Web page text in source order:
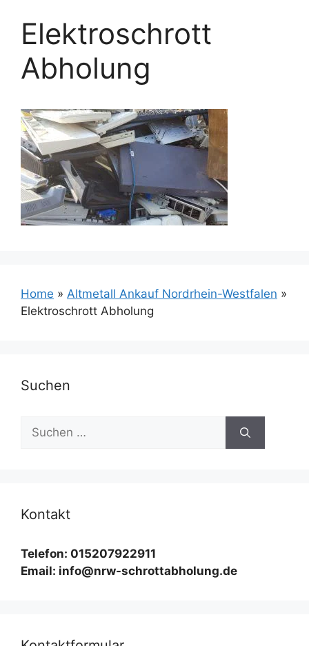
Elektroschrott
Abholung
Home » Altmetall Ankauf Nordrhein-Westfalen »
Elektroschrott Abholung
Suchen
Suchen
nach:
Kontakt
Telefon: 015207922911
Email: info@nrw-schrottabholung.de